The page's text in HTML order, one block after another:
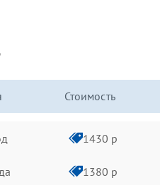
Стоимость
1430 р
1380 р